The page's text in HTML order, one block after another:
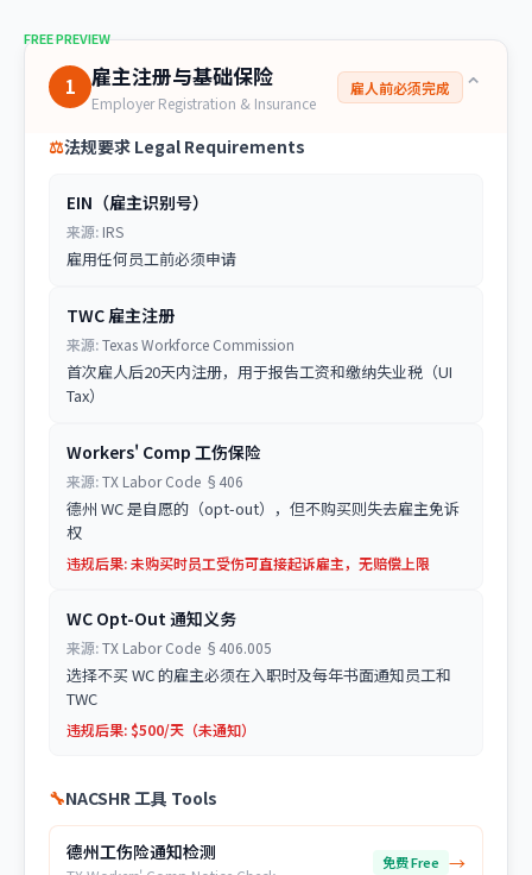
FREE PREVIEW
1 雇主注册与基础保险
Employer Registration & Insurance
雇人前必须完成 ⌄
⚖法规要求 Legal Requirements
EIN（雇主识别号）
来源: IRS
雇用任何员工前必须申请
TWC 雇主注册
来源:Texas Workforce Commission
首次雇人后20天内注册，用于报告工资和缴纳失业税（UI
Tax）
Workers' Comp 工伤保险
来源:TX Labor Code §406
德州 WC 是自愿的（opt-out），但不购买则失去雇主免诉
权
违规后果:未购买时员工受伤可直接起诉雇主，无赔偿上限
WC Opt-Out 通知义务
来源:TX Labor Code §406.005
选择不买 WC 的雇主必须在入职时及每年书面通知员工和
TWC
违规后果: $500/天（未通知）
🔧NACSHR 工具 Tools
德州工伤险通知检测 免费 Free →